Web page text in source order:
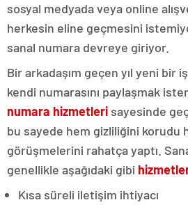
sosyal medyada veya online
herkesin eline geçmesini
sanal numara devreye giriyor.
Bir arkadaşım geçen yıl yeni bir
kendi numarasını paylaşmak
numara hizmetleri sayesinde
bu sayede hem gizliliğini korudu
görüşmelerini rahatça yaptı.
genellikle aşağıdaki gibi
Kısa süreli iletişim ihtiyacı